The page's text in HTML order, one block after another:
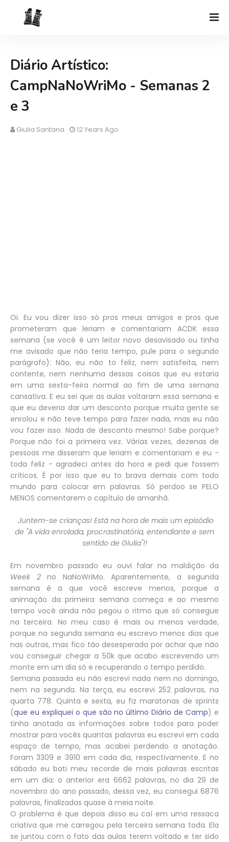
Diário Artístico:
CampNaNoWriMo - Semanas 2
e 3
Giulia Santana 12 Years Ago
Oi. Eu vou dizer isso só pros meus amigos e pros que
prometeram que leriam e comentariam ACDK essa
semana (se você é um leitor novo desavisado ou tinha
me avisado que não teria tempo, pule para o segundo
parágrafo): Não, eu não to feliz, nem satisfeita, nem
contente, nem nenhuma dessas coisas que eu estaria
em uma sexta-feira normal ao fim de uma semana
cansativa. E eu sei que as aulas voltaram essa semana e
que eu deveria dar um desconto porque muita gente se
enrolou e não teve tempo para fazer nada, mas eu não
vou fazer isso. Nada de desconto mesmo! Sabe porque?
Porque não foi a primeira vez. Várias vezes, dezenas de
pessoas me disseram que leriam e comentariam e eu -
toda feliz - agradeci antes da hora e pedi que fossem
críticos. É por isso que eu to brava demais com todo
mundo para colocar em palavras. Só perdoo se PELO
MENOS comentarem o capítulo de amanhã.
Juntem-se crianças! Está na hora de mais um episódio
de "A vida enrolada, procrastinatória, entendiante e sem
sentido de Giulia"!!
Em novembro passado eu ouvi falar na maldição da
Week 2no NaNoWriMo. Aparentemente, a segunda
semana é a que você escreve menos, porque a
animação da primeira semana começa e ao mesmo
tempo você ainda não pegou o ritmo que só consegue
na terceira. No meu caso é mais ou menos verdade,
porque na segunda semana eu escrevo menos dias que
nas outras, mas fico tão desesperada por achar que não
vou conseguir chegar a 50k que acabo escrevendo um
monte em um dia só e recuperando o tempo perdido.
Semana passada eu não escrevi nada nem no domingo,
nem na segunda. Na terça, eu escrevi 252 palavras, na
quarta 778. Quinta e sexta, eu fiz maratonas de sprints
(que eu expliquei o que são no último Diário de Camp) e
tinha anotado as informações sobre todos para poder
mostrar para vocês quantas palavras eu escrevi em cada
espaço de tempo, mas acabei perdendo a anotação.
Foram 3309 e 3910 em cada dia, respectivamente. E no
sábado eu bati meu recorde de mais palavras escritas
em um dia: o anterior era 6662 palavras, no dia 29 de
novembro do ano passado, dessa vez, eu consegui 6876
palavras, finalizadas quase à meia noite.
O problema é que depois disso eu caí em uma ressaca
criativa que me carregou pela terceira semana toda. Ela
se juntou com o fato das aulas terem voltado e ter sido